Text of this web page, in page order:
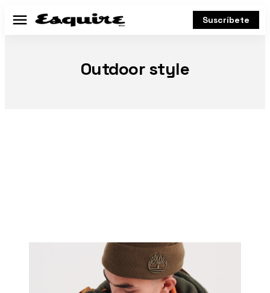
Menú Suscríbete
Outdoor style